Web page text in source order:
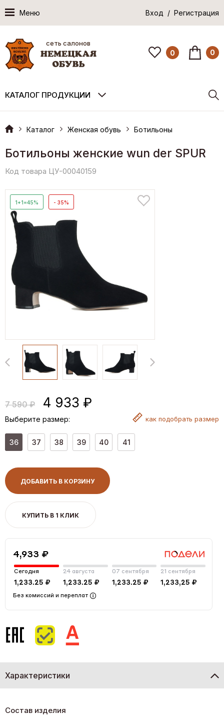
Меню Вход / Регистрация
сеть салонов
0 0
КАТАЛОГ ПРОДУКЦИИ
Каталог Женская обувь Ботильоны
Ботильоны женские wun der SPUR
Код товара ЦУ-00040159
1+1=45% - 35%
7 590 ₽ 4 933 ₽
Выберите размер: как подобрать размер
36 37 38 39 40 41
ДОБАВИТЬ В КОРЗИНУ
КУПИТЬ В 1 КЛИК
4,933 ₽
Сегодня
1,233.25 ₽
24 августа
1,233.25 ₽
07 сентября
1,233.25 ₽
21 сентября
1,233,25 ₽
Без комиссий и переплат
Характеристики
Состав изделия